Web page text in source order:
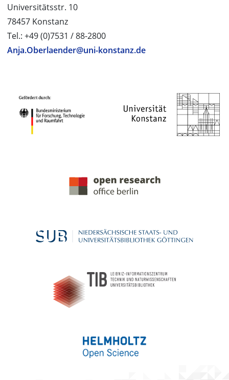
Universitätsstr. 10
78457 Konstanz
Tel.: +49 (0)7531 / 88-2800
Anja.Oberlaender@uni-konstanz.de